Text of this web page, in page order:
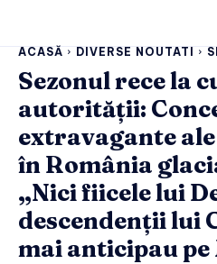
ACASĂ DIVERSE NOUTATI
Sezonul rece la
autorității:
extravagante
în România
„Nici fiicele lui
descendenții lui
mai anticipau pe